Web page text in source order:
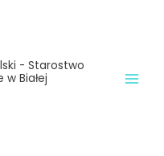
- Starostwo
Białej